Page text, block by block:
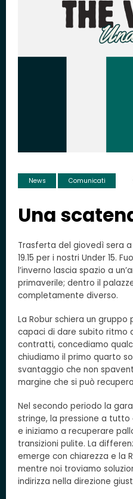
News Comunicati
Una
Trasferta del giovedì sera
19.15 per i nostri Under 15.
l’inverno lascia spazio a
primaverile; dentro il
completamente diverso.
La Robur schiera un
capaci di dare subito ritmo
contratti, concediamo
chiudiamo il primo quarto
svantaggio che non
margine che si può
Nel secondo periodo la
stringe, la pressione a
e iniziamo a recuperare
transizioni pulite. La
emerge con chiarezza e la
mentre noi troviamo
indirizza nella direzione